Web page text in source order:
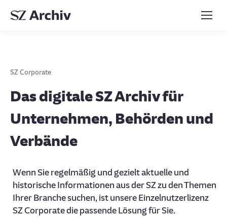
SZ Corporate
Das digitale SZ Archiv für
Unternehmen, Behörden und
Verbände
Wenn Sie regelmäßig und gezielt aktuelle und
historische Informationen aus der SZ zu den Themen
Ihrer Branche suchen, ist unsere Einzelnutzerlizenz
SZ Corporate die passende Lösung für Sie.